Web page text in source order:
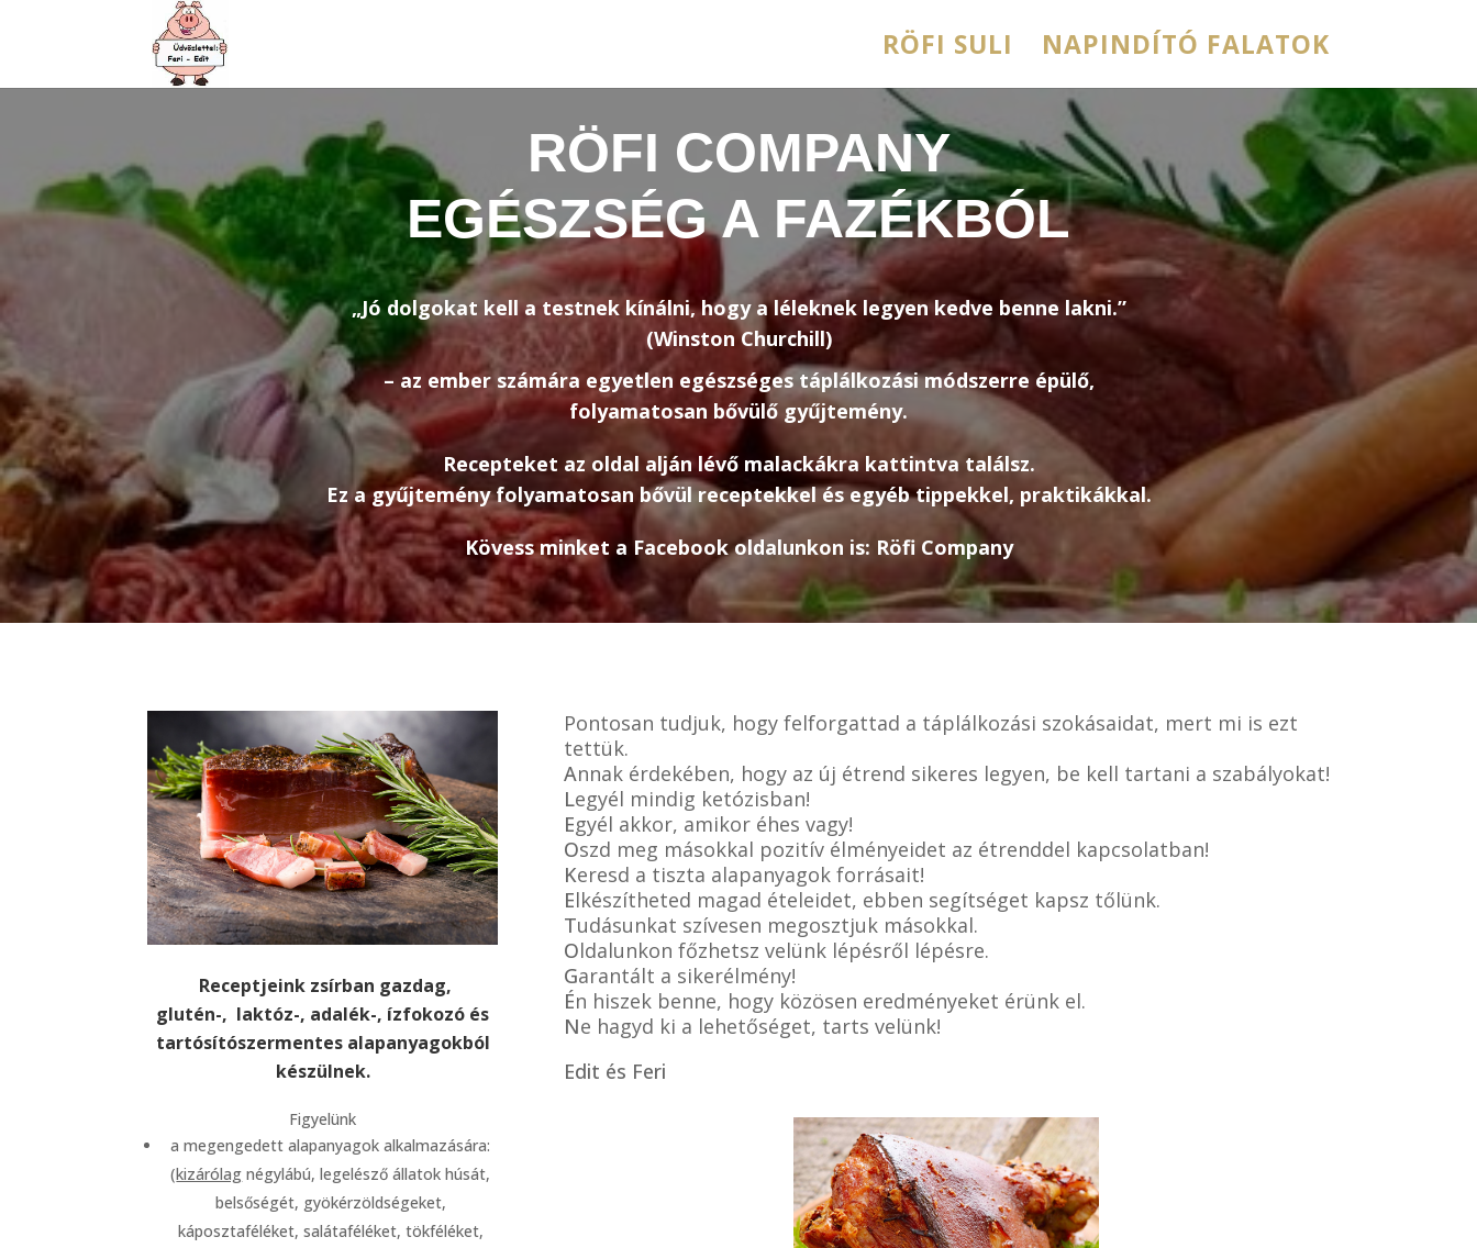
RÖFI SULI NAPINDÍTÓ FALATOK
RÖFI COMPANY
EGÉSZSÉG A FAZÉKBÓL
„Jó dolgokat kell a testnek kínálni, hogy a léleknek legyen kedve benne lakni.”
(Winston Churchill)
– az ember számára egyetlen egészséges táplálkozási módszerre épülő,
folyamatosan bővülő gyűjtemény.
Recepteket az oldal alján lévő malackákra kattintva találsz.
Ez a gyűjtemény folyamatosan bővül receptekkel és egyéb tippekkel, praktikákkal.
Kövess minket a Facebook oldalunkon is: Röfi Company
Receptjeink zsírban gazdag,
glutén-, laktóz-, adalék-, ízfokozó és
tartósítószermentes alapanyagokból
készülnek.
Figyelünk
a megengedett alapanyagok alkalmazására:
(kizárólag négylábú, legelésző állatok húsát,
belsőségét, gyökérzöldségeket,
káposztaféléket, salátaféléket, tökféléket,
Pontosan tudjuk, hogy felforgattad a táplálkozási szokásaidat, mert mi is ezt
tettük.
Annak érdekében, hogy az új étrend sikeres legyen, be kell tartani a szabályokat!
Legyél mindig ketózisban!
Egyél akkor, amikor éhes vagy!
Oszd meg másokkal pozitív élményeidet az étrenddel kapcsolatban!
Keresd a tiszta alapanyagok forrásait!
Elkészítheted magad ételeidet, ebben segítséget kapsz tőlünk.
Tudásunkat szívesen megosztjuk másokkal.
Oldalunkon főzhetsz velünk lépésről lépésre.
Garantált a sikerélmény!
Én hiszek benne, hogy közösen eredményeket érünk el.
Ne hagyd ki a lehetőséget, tarts velünk!
Edit és Feri